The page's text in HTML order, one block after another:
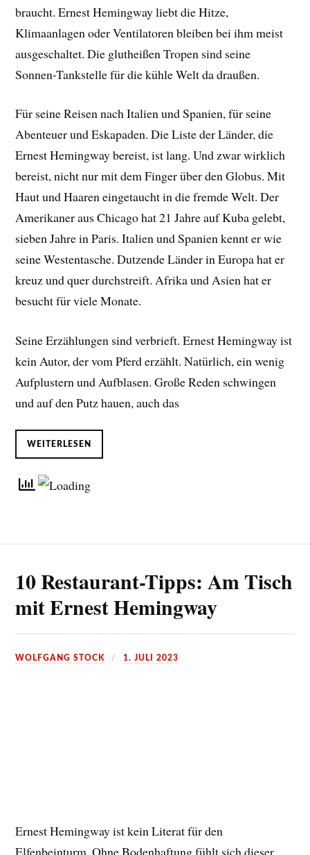
braucht. Ernest Hemingway liebt die Hitze,
Klimaanlagen oder Ventilatoren bleiben bei ihm meist
ausgeschaltet. Die glutheißen Tropen sind seine
Sonnen-Tankstelle für die kühle Welt da draußen.
Für seine Reisen nach Italien und Spanien, für seine
Abenteuer und Eskapaden. Die Liste der Länder, die
Ernest Hemingway bereist, ist lang. Und zwar wirklich
bereist, nicht nur mit dem Finger über den Globus. Mit
Haut und Haaren eingetaucht in die fremde Welt. Der
Amerikaner aus Chicago hat 21 Jahre auf Kuba gelebt,
sieben Jahre in Paris. Italien und Spanien kennt er wie
seine Westentasche. Dutzende Länder in Europa hat er
kreuz und quer durchstreift. Afrika und Asien hat er
besucht für viele Monate.
Seine Erzählungen sind verbrieft. Ernest Hemingway ist
kein Autor, der vom Pferd erzählt. Natürlich, ein wenig
Aufplustern und Aufblasen. Große Reden schwingen
und auf den Putz hauen, auch das
WEITERLESEN
10 Restaurant-Tipps: Am Tisch
mit Ernest Hemingway
WOLFGANG STOCK 1. JULI 2023
Ernest Hemingway ist kein Literat für den
Elfenbeinturm. Ohne Bodenhaftung fühlt sich dieser